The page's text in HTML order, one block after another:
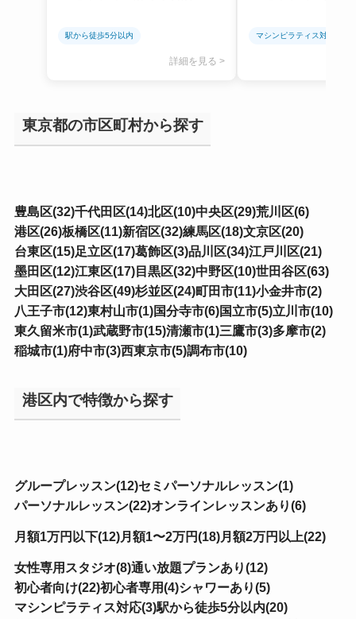
駅から徒歩5分以内
詳細を見る >
マシンピラティス対応
東京都の市区町村から探す
豊島区(32)千代田区(14)北区(10)中央区(29)荒川区(6)
港区(26)板橋区(11)新宿区(32)練馬区(18)文京区(20)
台東区(15)足立区(17)葛飾区(3)品川区(34)江戸川区(21)
墨田区(12)江東区(17)目黒区(32)中野区(10)世田谷区(63)
大田区(27)渋谷区(49)杉並区(24)町田市(11)小金井市(2)
八王子市(12)東村山市(1)国分寺市(6)国立市(5)立川市(10)
東久留米市(1)武蔵野市(15)清瀬市(1)三鷹市(3)多摩市(2)
稲城市(1)府中市(3)西東京市(5)調布市(10)
港区内で特徴から探す
グループレッスン(12)セミパーソナルレッスン(1)
パーソナルレッスン(22)オンラインレッスンあり(6)
月額1万円以下(12)月額1〜2万円(18)月額2万円以上(22)
女性専用スタジオ(8)通い放題プランあり(12)
初心者向け(22)初心者専用(4)シャワーあり(5)
マシンピラティス対応(3)駅から徒歩5分以内(20)